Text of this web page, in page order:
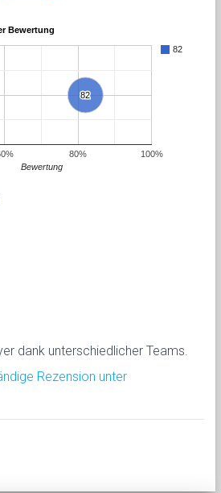
Bewertung
82
82
82
80% 100%
Bewertung
dank unterschiedlicher Teams.
Rezension unter